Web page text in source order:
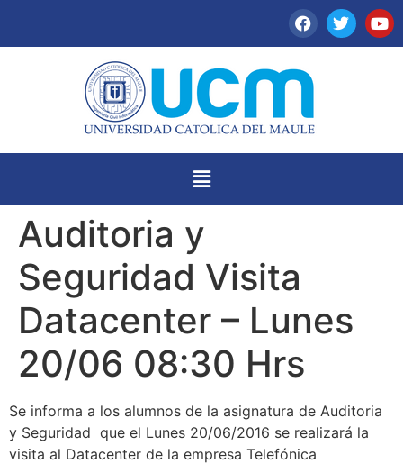
Auditoria y
Seguridad Visita
Datacenter – Lunes
20/06 08:30 Hrs
Se informa a los alumnos de la asignatura de Auditoria
y Seguridad que el Lunes 20/06/2016 se realizará la
visita al Datacenter de la empresa Telefónica